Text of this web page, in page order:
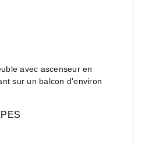
en
sur un balcon d'environ